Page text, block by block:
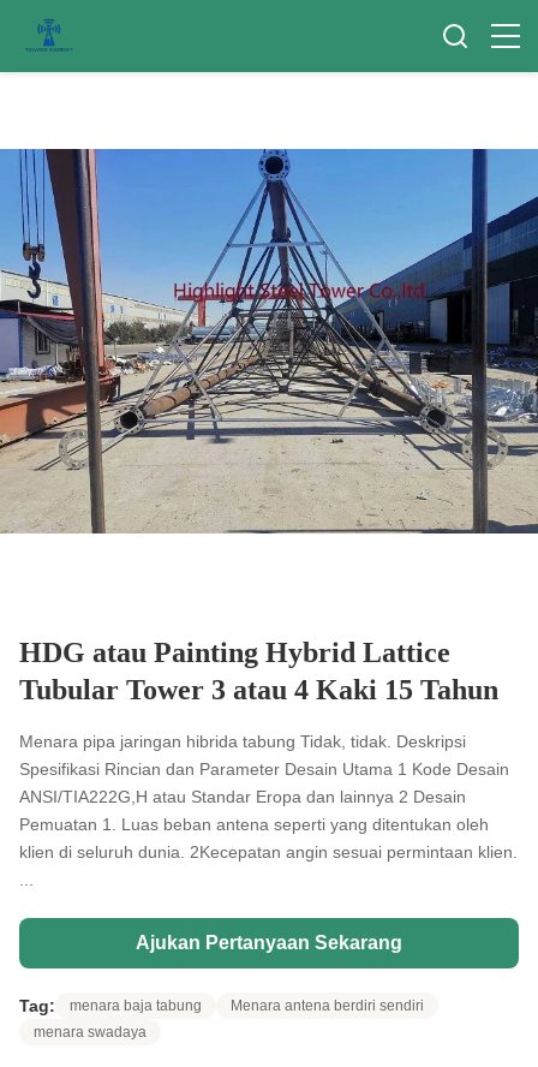
HDG atau Painting Hybrid Lattice
Tubular Tower 3 atau 4 Kaki 15 Tahun
Menara pipa jaringan hibrida tabung Tidak, tidak. Deskripsi
Spesifikasi Rincian dan Parameter Desain Utama 1 Kode Desain
ANSI/TIA222G,H atau Standar Eropa dan lainnya 2 Desain
Pemuatan 1. Luas beban antena seperti yang ditentukan oleh
klien di seluruh dunia. 2Kecepatan angin sesuai permintaan klien.
Ajukan Pertanyaan Sekarang
Tag: menara baja tabung
Menara antena berdiri sendiri
menara swadaya